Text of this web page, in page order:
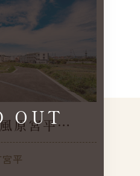
原宮平
／建築条
平
OUT